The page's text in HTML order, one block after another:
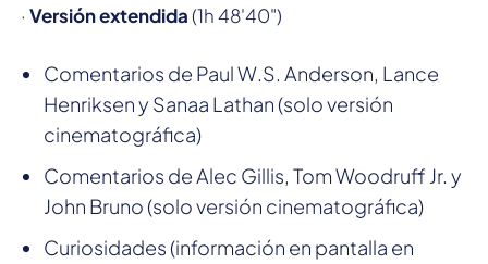
· Versión extendida(1h 48'40")
Comentarios de Paul W.S. Anderson, Lance
Henriksen y Sanaa Lathan (solo versión
cinematográfica)
Comentarios de Alec Gillis, Tom Woodruff Jr. y
John Bruno (solo versión cinematográfica)
Curiosidades (información en pantalla en